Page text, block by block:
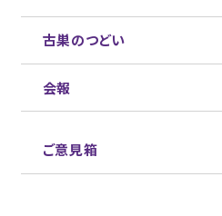
古巣のつどい
会報
ご意見箱